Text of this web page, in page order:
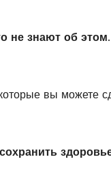
не знают об этом
вы можете